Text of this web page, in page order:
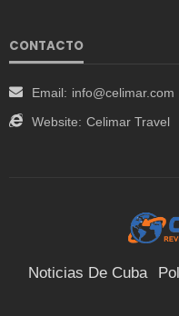
CONTACTO
Email: info@celimar.com
Website: Celimar Travel
Noticias De Cuba